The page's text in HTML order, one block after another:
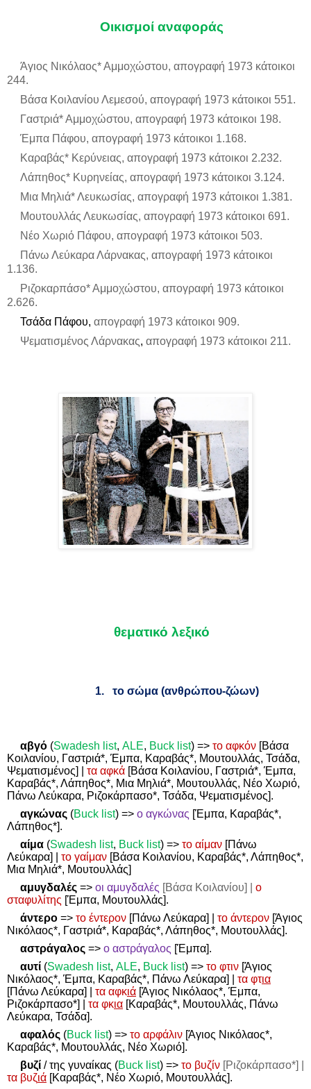
Οικισμοί αναφοράς
Άγιος Νικόλαος* Αμμοχώστου, απογραφή 1973 κάτοικοι
244.
Βάσα Κοιλανίου Λεμεσού, απογραφή 1973 κάτοικοι 551.
Γαστριά* Αμμοχώστου, απογραφή 1973 κάτοικοι 198.
Έμπα Πάφου, απογραφή 1973 κάτοικοι 1.168.
Καραβάς* Κερύνειας, απογραφή 1973 κάτοικοι 2.232.
Λάπηθος* Κυρηνείας, απογραφή 1973 κάτοικοι 3.124.
Μια Μηλιά* Λευκωσίας, απογραφή 1973 κάτοικοι 1.381.
Μουτουλλάς Λευκωσίας, απογραφή 1973 κάτοικοι 691.
Νέο Χωριό Πάφου, απογραφή 1973 κάτοικοι 503.
Πάνω Λεύκαρα Λάρνακας, απογραφή 1973 κάτοικοι
1.136.
Ριζοκαρπάσο* Αμμοχώστου, απογραφή 1973 κάτοικοι
2.626.
Τσάδα Πάφου, απογραφή 1973 κάτοικοι 909.
Ψεματισμένος Λάρνακας, απογραφή 1973 κάτοικοι 211.
θεματικό λεξικό
1. το σώμα (ανθρώπου-ζώων)
αβγό(Swadesh list, ALE, Buck list)=> το αφκόν[Βάσα
Κοιλανίου, Γαστριά*, Έμπα, Καραβάς*, Μουτουλλάς, Τσάδα,
Ψεματισμένος] | τα αφκά [Βάσα Κοιλανίου, Γαστριά*, Έμπα,
Καραβάς*, Λάπηθος*, Μια Μηλιά*, Μουτουλλάς, Νέο Χωριό,
Πάνω Λεύκαρα, Ριζοκάρπασο*, Τσάδα, Ψεματισμένος].
αγκώνας(Buck list)=> ο αγκώνας [Έμπα, Καραβάς*,
Λάπηθος*].
αίμα(Swadesh list, Buck list)=> το αίμαν[Πάνω
Λεύκαρα] | το γαίμαν [Βάσα Κοιλανίου, Καραβάς*, Λάπηθος*,
Μια Μηλιά*, Μουτουλλάς]
αμυγδαλές=> οι αμυγδαλές [Βάσα Κοιλανίου] | ο
σταφυλίτης [Έμπα, Μουτουλλάς].
άντερο=> το έντερον[Πάνω Λεύκαρα] | το άντερον[Άγιος
Νικόλαος*, Γαστριά*, Καραβάς*, Λάπηθος*, Μουτουλλάς].
αστράγαλος=> ο αστράγαλος [Έμπα].
αυτί(Swadesh list, ALE, Buck list)=> το φτιν [Άγιος
Νικόλαος*, Έμπα, Καραβάς*, Πάνω Λεύκαρα] |
τα φτια
[Πάνω Λεύκαρα] |
τα αφκιά [Άγιος Νικόλαος*, Έμπα,
Ριζοκάρπασο*] | τα φκια [Καραβάς*, Μουτουλλάς, Πάνω
Λεύκαρα, Τσάδα].
αφαλός(Buck list)=> το αρφάλιν[Άγιος Νικόλαος*,
Καραβάς*, Μουτουλλάς, Νέο Χωριό].
βυζί/ της γυναίκας (Buck list)=> το βυζίν[Ριζοκάρπασο*] |
τα βυζιά [Καραβάς*, Νέο Χωριό, Μουτουλλάς].